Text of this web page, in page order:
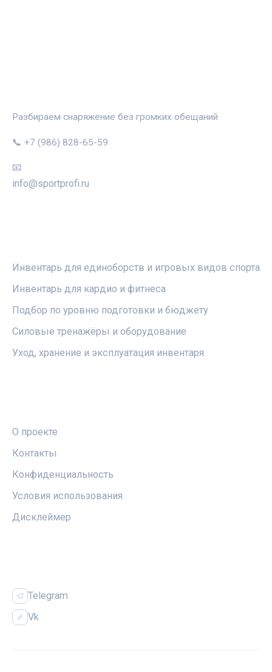
Разбираем снаряжение без громких обещаний
📞 +7 (986) 828-65-59
📧
info@sportprofi.ru
Инвентарь для единоборств и игровых видов спорта
Инвентарь для кардио и фитнеса
Подбор по уровню подготовки и бюджету
Силовые тренажёры и оборудование
Уход, хранение и эксплуатация инвентаря
О проекте
Контакты
Конфиденциальность
Условия использования
Дисклеймер
Telegram
Vk